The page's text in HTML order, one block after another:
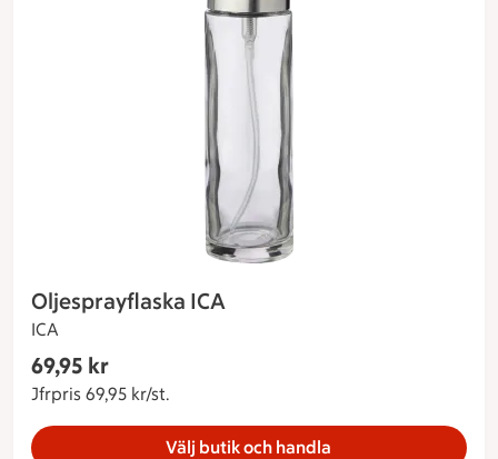
Oljesprayflaska ICA
ICA
69,95 kr
Jfrpris 69,95 kr/st.
Välj butik och handla